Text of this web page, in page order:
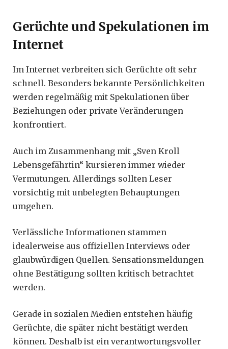
Gerüchte und Spekulationen im
Internet
Im Internet verbreiten sich Gerüchte oft sehr
schnell. Besonders bekannte Persönlichkeiten
werden regelmäßig mit Spekulationen über
Beziehungen oder private Veränderungen
konfrontiert.
Auch im Zusammenhang mit „Sven Kroll
Lebensgefährtin“ kursieren immer wieder
Vermutungen. Allerdings sollten Leser
vorsichtig mit unbelegten Behauptungen
umgehen.
Verlässliche Informationen stammen
idealerweise aus offiziellen Interviews oder
glaubwürdigen Quellen. Sensationsmeldungen
ohne Bestätigung sollten kritisch betrachtet
werden.
Gerade in sozialen Medien entstehen häufig
Gerüchte, die später nicht bestätigt werden
können. Deshalb ist ein verantwortungsvoller